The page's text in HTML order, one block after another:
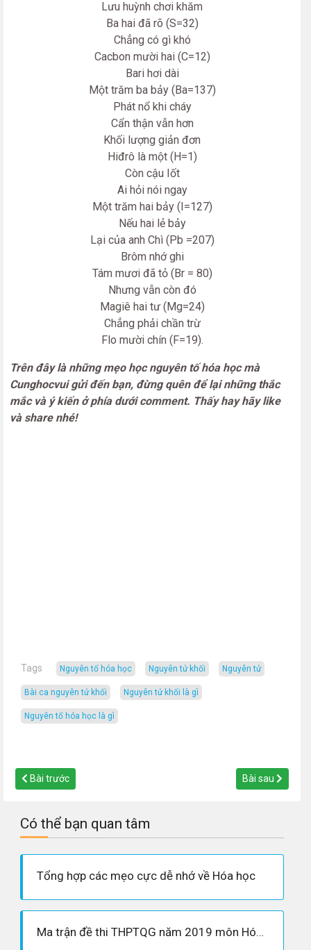
Lưu huỳnh chơi khăm
Ba hai đã rõ (S=32)
Chẳng có gì khó
Cacbon mười hai (C=12)
Bari hơi dài
Một trăm ba bảy (Ba=137)
Phát nổ khi cháy
Cẩn thận vẫn hơn
Khối lượng giản đơn
Hiđrô là một (H=1)
Còn cậu Iốt
Ai hỏi nói ngay
Một trăm hai bảy (I=127)
Nếu hai lẻ bảy
Lại của anh Chì (Pb =207)
Brôm nhớ ghi
Tám mươi đã tỏ (Br = 80)
Nhưng vẫn còn đó
Magiê hai tư (Mg=24)
Chẳng phải chần trừ
Flo mười chín (F=19).
Trên đây là những mẹo học nguyên tố hóa học mà
Cunghocvui gửi đến bạn, đừng quên để lại những thắc
mắc và ý kiến ở phía dưới comment. Thấy hay hãy like
và share nhé!
Tags nguyên tố hóa học nguyên tử khối nguyên tử
bài ca nguyên tử khối nguyên tử khối là gì
nguyên tố hóa học là gì
Bài trước Bài sau
Có thể bạn quan tâm
Tổng hợp các mẹo cực dễ nhớ về Hóa học
Ma trận đề thi THPTQG năm 2019 môn Hóa học